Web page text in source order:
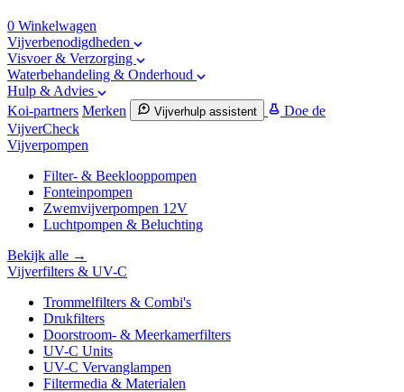
0 Winkelwagen
Vijverbenodigdheden
Visvoer & Verzorging
Waterbehandeling & Onderhoud
Hulp & Advies
Koi-partners Merken Vijverhulp assistent
Doe de
VijverCheck
Vijverpompen
Filter- & Beeklooppompen
Fonteinpompen
Zwemvijverpompen 12V
Luchtpompen & Beluchting
Bekijk alle →
Vijverfilters & UV-C
Trommelfilters & Combi's
Drukfilters
Doorstroom- & Meerkamerfilters
UV-C Units
UV-C Vervanglampen
Filtermedia & Materialen